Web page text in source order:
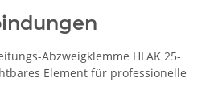
Abzweigklemme HLAK 25-
Element für professionelle